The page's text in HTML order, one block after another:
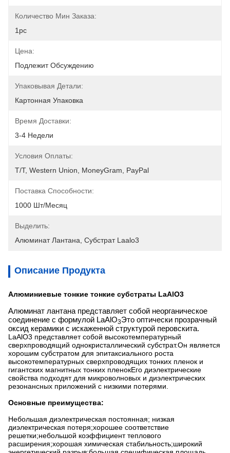
Количество Мин Заказа:
1pc
Цена:
Подлежит Обсуждению
Упаковывая Детали:
Картонная Упаковка
Время Доставки:
3-4 Недели
Условия Оплаты:
T/T, Western Union, MoneyGram, PayPal
Поставка Способности:
1000 Шт/месяц
Выделить:
Алюминат Лантана Субстрат Laalo3
Описание Продукта
Алюминиевые тонкие тонкие субстраты LaAlO3
Алюминат лантана представляет собой неорганическое
соединение с формулой LaAlO3Это оптически прозрачный
оксид керамики с искаженной структурой перовскита.
LaAlO3 представляет собой высокотемпературный
сверхпроводящий однокристаллический субстрат.Он является
хорошим субстратом для эпитаксиального роста
высокотемпературных сверхпроводящих тонких пленок и
гигантских магнитных тонких пленокЕго диэлектрические
свойства подходят для микроволновых и диэлектрических
резонансных приложений с низкими потерями.
Основные преимущества:
Небольшая диэлектрическая постоянная; низкая
диэлектрическая потеря;хорошее соответствие
решетки;небольшой коэффициент теплового
расширения;хорошая химическая стабильность;широкий